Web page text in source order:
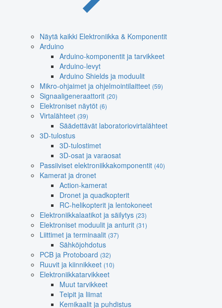
Näytä kaikki Elektroniikka & Komponentit
Arduino
Arduino-komponentit ja tarvikkeet
Arduino-levyt
Arduino Shields ja moduulit
Mikro-ohjaimet ja ohjelmointilaitteet (59)
Signaaligeneraattorit (20)
Elektroniset näytöt (6)
Virtalähteet (39)
Säädettävät laboratoriovirtalähteet
3D-tulostus
3D-tulostimet
3D-osat ja varaosat
Passiiviset elektroniikkakomponentit (40)
Kamerat ja dronet
Action-kamerat
Dronet ja quadkopterit
RC-helikopterit ja lentokoneet
Elektroniikkalaatikot ja säilytys (23)
Elektroniset moduulit ja anturit (31)
Liittimet ja terminaalit (37)
Sähköjohdotus
PCB ja Protoboard (32)
Ruuvit ja kiinnikkeet (10)
Elektroniikkatarvikkeet
Muut tarvikkeet
Teipit ja liimat
Kemikaalit ja puhdistus